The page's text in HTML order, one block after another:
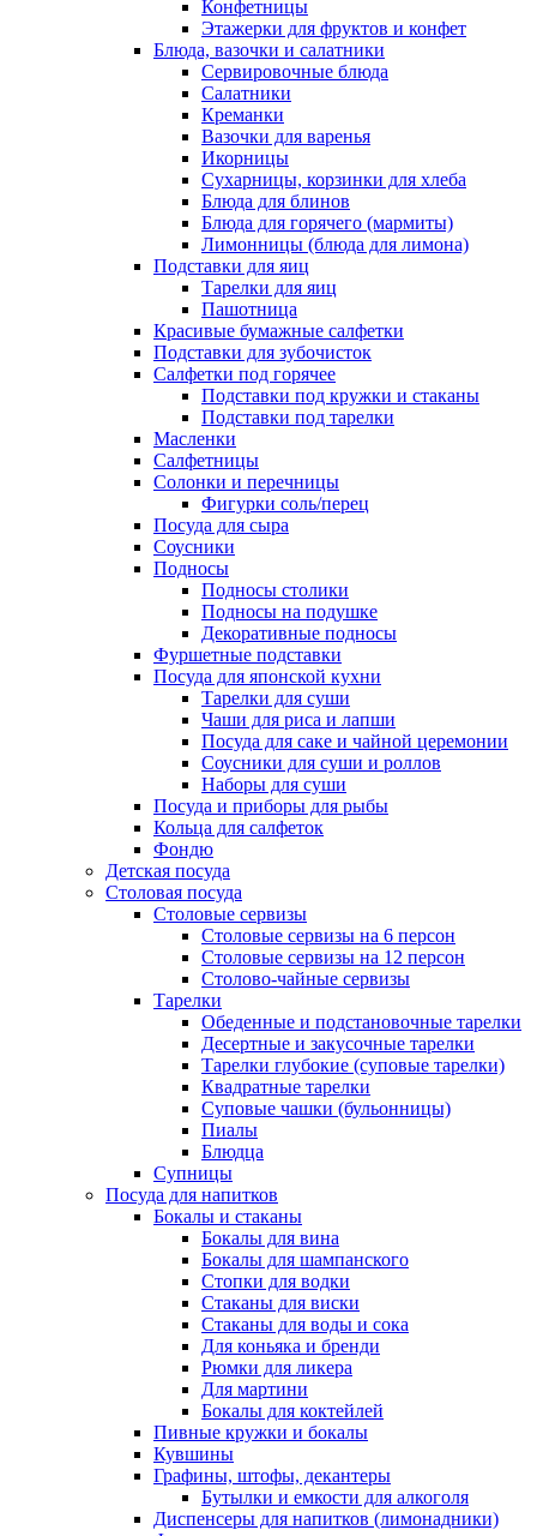
Конфетницы
Этажерки для фруктов и конфет
Блюда, вазочки и салатники
Сервировочные блюда
Салатники
Креманки
Вазочки для варенья
Икорницы
Сухарницы, корзинки для хлеба
Блюда для блинов
Блюда для горячего (мармиты)
Лимонницы (блюда для лимона)
Подставки для яиц
Тарелки для яиц
Пашотница
Красивые бумажные салфетки
Подставки для зубочисток
Салфетки под горячее
Подставки под кружки и стаканы
Подставки под тарелки
Масленки
Салфетницы
Солонки и перечницы
Фигурки соль/перец
Посуда для сыра
Соусники
Подносы
Подносы столики
Подносы на подушке
Декоративные подносы
Фуршетные подставки
Посуда для японской кухни
Тарелки для суши
Чаши для риса и лапши
Посуда для саке и чайной церемонии
Соусники для суши и роллов
Наборы для суши
Посуда и приборы для рыбы
Кольца для салфеток
Фондю
Детская посуда
Столовая посуда
Столовые сервизы
Столовые сервизы на 6 персон
Столовые сервизы на 12 персон
Столово-чайные сервизы
Тарелки
Обеденные и подстановочные тарелки
Десертные и закусочные тарелки
Тарелки глубокие (суповые тарелки)
Квадратные тарелки
Суповые чашки (бульонницы)
Пиалы
Блюдца
Супницы
Посуда для напитков
Бокалы и стаканы
Бокалы для вина
Бокалы для шампанского
Стопки для водки
Стаканы для виски
Стаканы для воды и сока
Для коньяка и бренди
Рюмки для ликера
Для мартини
Бокалы для коктейлей
Пивные кружки и бокалы
Кувшины
Графины, штофы, декантеры
Бутылки и емкости для алкоголя
Диспенсеры для напитков (лимонадники)